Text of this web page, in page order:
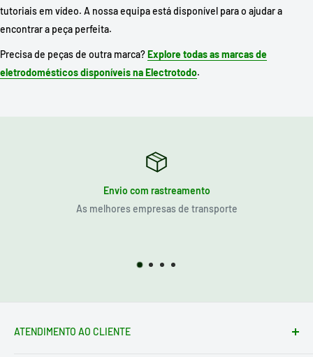
tutoriais em vídeo. A nossa equipa está disponível para o ajudar a
encontrar a peça perfeita.
Precisa de peças de outra marca?Explore todas as marcas de
eletrodomésticos disponíveis na Electrotodo.
Envio com rastreamento
As melhores empresas de transporte
ATENDIMENTO AO CLIENTE